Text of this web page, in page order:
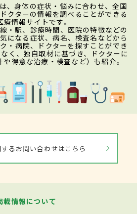
、身体の症状・悩みに合わせ、全国
クターの情報を調べることができる
療情報サイトです。
・駅、診療時間、医院の特徴などの
になる症状、病名、検査名などから
・病院、ドクターを探すことができ
く、独自取材に基づき、ドクターに
得意な治療・検査など）も紹介。
るお問い合わせはこちら
載情報について